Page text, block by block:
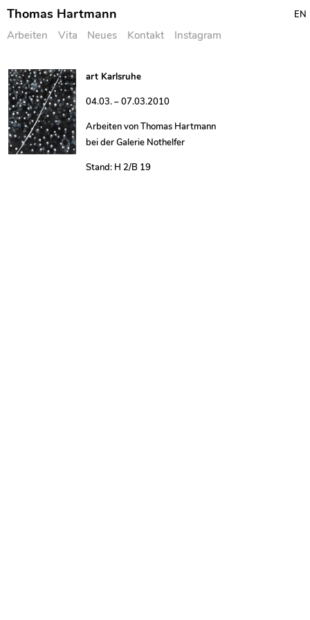
Skip
content
Thomas Hartmann
Arbeiten Vita Neues Kontakt Instagram
EN
art Karlsruhe
04.03. – 07.03.2010
Arbeiten von Thomas Hartmann
bei der Galerie Nothelfer
Stand: H 2/B 19